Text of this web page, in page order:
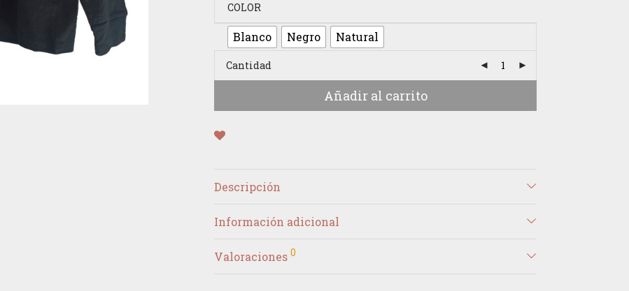
COLOR
Blanco Negro Natural
Cantidad
Añadir al carrito
Descripción
Información adicional
Valoraciones 0